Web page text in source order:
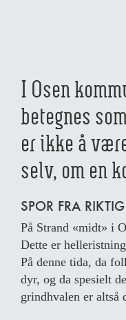
I Osen
betegnes
er ikke å
selv, om en
SPOR FRA
På Strand «midt» i
Dette er
På denne tida, da
dyr, og da spesielt
grindhvalen er altså